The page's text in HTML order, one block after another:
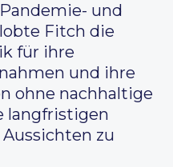
und
Fitch die
für ihre
und ihre
ohne nachhaltige
langfristigen
zu